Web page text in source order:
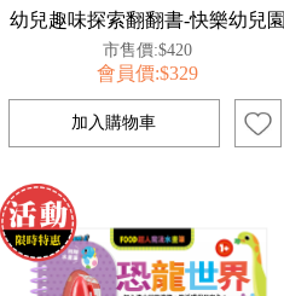
幼兒趣味探索翻翻書-快樂幼兒園
市售價:$420
會員價:$329